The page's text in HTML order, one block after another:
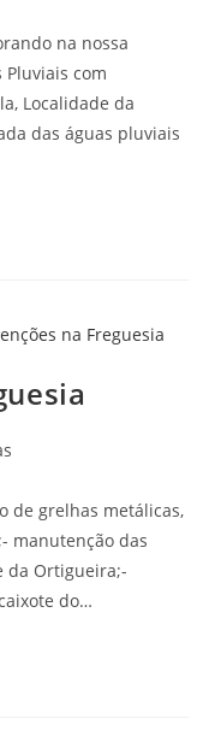
na nossa
Pluviais com
Localidade da
das águas pluviais
de grelhas metálicas,
manutenção das
da Ortigueira;-
do…